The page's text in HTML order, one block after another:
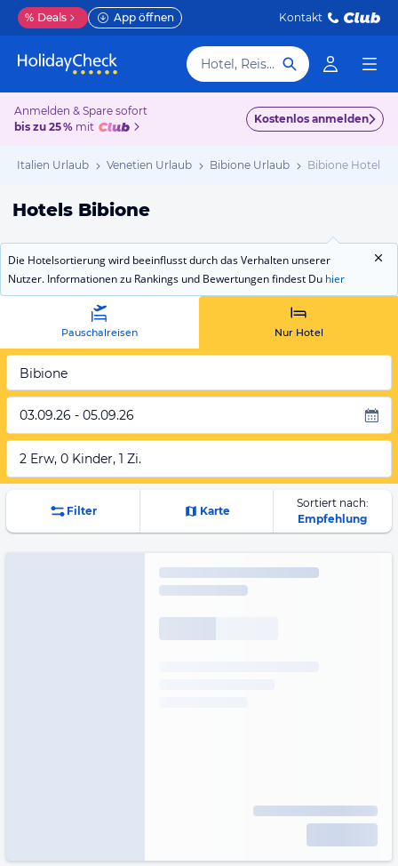
% Deals App öffnen Kontakt
Hotel, Reiseziel
Anmelden & Spare sofort
bis zu 25 % mit
Kostenlos anmelden
Italien Urlaub Venetien Urlaub Bibione Urlaub Bibione Hotels
Hotels Bibione
Die Hotelsortierung wird beeinflusst durch das Verhalten unserer
Nutzer. Informationen zu Rankings und Bewertungen findest Du hier
Pauschalreisen Nur Hotel
Bibione
03.09.26 - 05.09.26
2 Erw, 0 Kinder, 1 Zi.
Filter Karte
Sortiert nach:
Empfehlung